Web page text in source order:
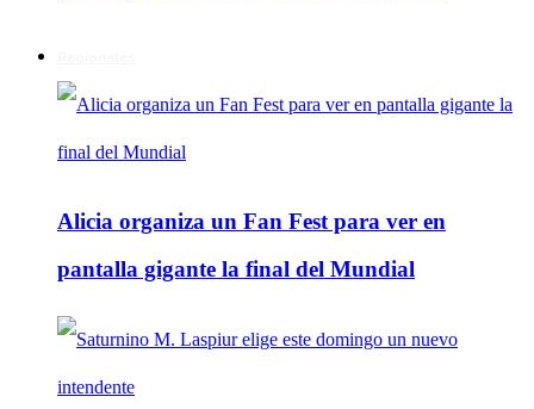
Alicia organiza un Fan Fest para ver en
pantalla gigante la final del Mundial